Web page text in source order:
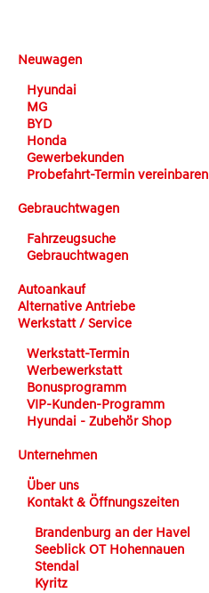
Neuwagen
Hyundai
MG
BYD
Honda
Gewerbekunden
Probefahrt-Termin vereinbaren
Gebrauchtwagen
Fahrzeugsuche
Gebrauchtwagen
Autoankauf
Alternative Antriebe
Werkstatt / Service
Werkstatt-Termin
Werbewerkstatt
Bonusprogramm
VIP-Kunden-Programm
Hyundai - Zubehör Shop
Unternehmen
Über uns
Kontakt & Öffnungszeiten
Brandenburg an der Havel
Seeblick OT Hohennauen
Stendal
Kyritz